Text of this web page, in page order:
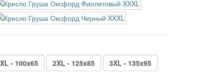
XL - 100x65 2XL - 125x85 3XL - 135x95